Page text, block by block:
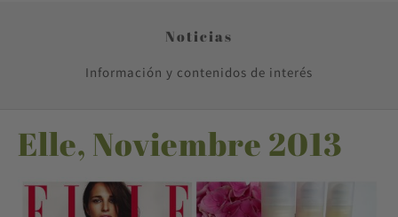
Noticias
Información y contenidos de interés
Elle, Noviembre 2013